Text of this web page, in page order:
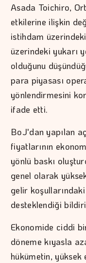
Asada Toichiro,
etkilerine ilişkin
istihdam
üzerindeki yukarı
olduğunu
para piyasası
yönlendirmesini
ifade etti.
BoJ'dan yapılan
fiyatlarının
yönlü baskı
genel olarak
gelir
desteklendiği
Ekonomide ciddi
döneme kıyasla
hükümetin, yüksek